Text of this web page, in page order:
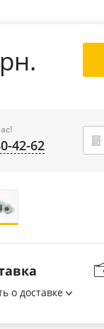
42-62
о доставке